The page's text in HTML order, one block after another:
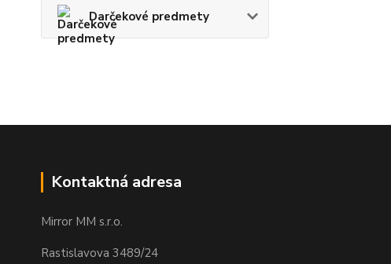
Darčekové predmety
Kontaktná adresa
Mirror MM s.r.o.
Rastislavova 3489/24